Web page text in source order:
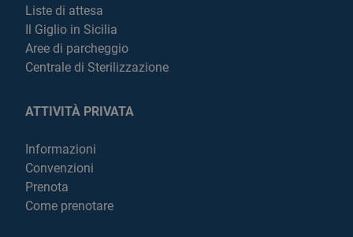
Liste di attesa
Il Giglio in Sicilia
Aree di parcheggio
Centrale di Sterilizzazione
ATTIVITÀ PRIVATA
Informazioni
Convenzioni
Prenota
Come prenotare